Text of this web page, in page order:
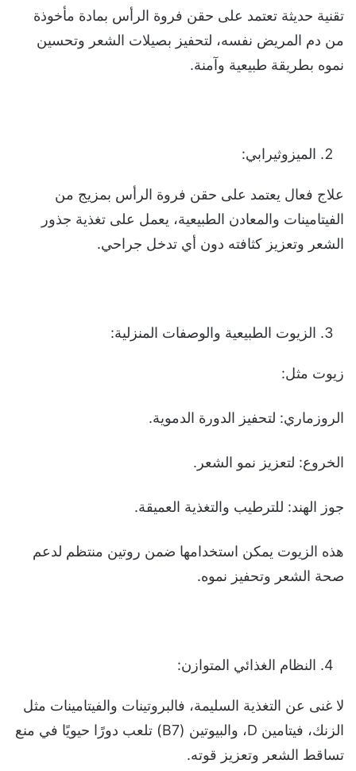
تقنية حديثة تعتمد على حقن فروة الرأس بمادة مأخوذة
من دم المريض نفسه، لتحفيز بصيلات الشعر وتحسين
نموه بطريقة طبيعية وآمنة.
الميزوثيرابي:
علاج فعال يعتمد على حقن فروة الرأس بمزيج من
الفيتامينات والمعادن الطبيعية، يعمل على تغذية جذور
الشعر وتعزيز كثافته دون أي تدخل جراحي.
الزيوت الطبيعية والوصفات المنزلية:
زيوت مثل:
الروزماري: لتحفيز الدورة الدموية.
الخروع: لتعزيز نمو الشعر.
جوز الهند: للترطيب والتغذية العميقة.
هذه الزيوت يمكن استخدامها ضمن روتين منتظم لدعم
صحة الشعر وتحفيز نموه.
النظام الغذائي المتوازن:
لا غنى عن التغذية السليمة، فالبروتينات والفيتامينات مثل
الزنك، فيتامين D، والبيوتين (B7) تلعب دورًا حيويًا في منع
تساقط الشعر وتعزيز قوته.